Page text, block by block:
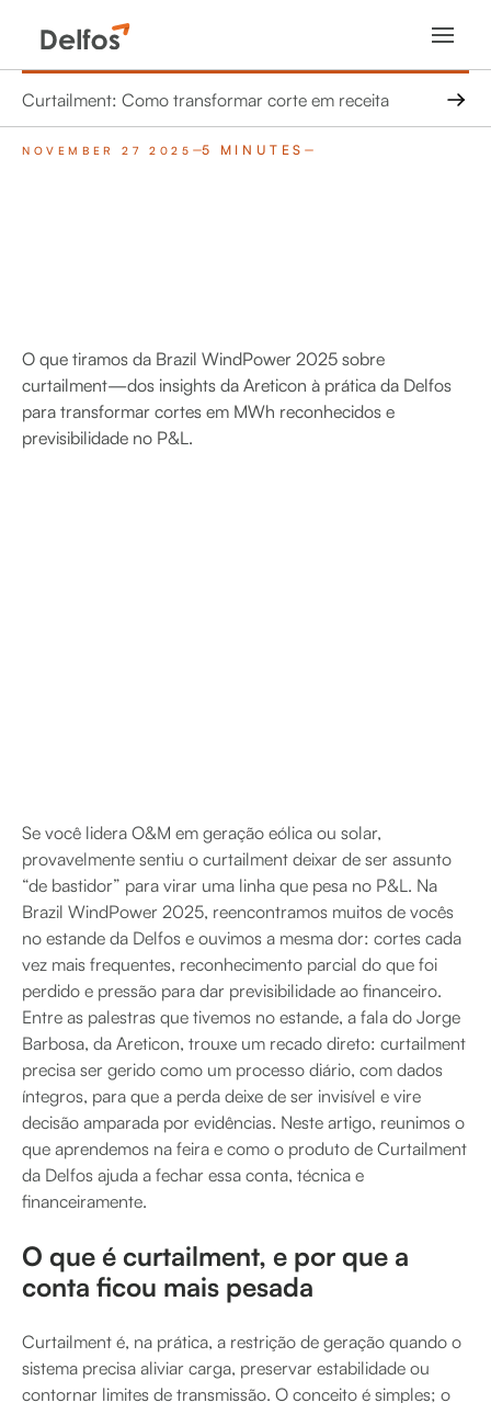
Curtailment: Como transformar corte em receita
NOVEMBER 27 2025 5 MINUTES
O que tiramos da Brazil WindPower 2025 sobre
curtailment—dos insights da Areticon à prática da Delfos
para transformar cortes em MWh reconhecidos e
previsibilidade no P&L.
Se você lidera O&M em geração eólica ou solar,
provavelmente sentiu o curtailment deixar de ser assunto
“de bastidor” para virar uma linha que pesa no P&L. Na
Brazil WindPower 2025, reencontramos muitos de vocês
no estande da Delfos e ouvimos a mesma dor: cortes cada
vez mais frequentes, reconhecimento parcial do que foi
perdido e pressão para dar previsibilidade ao financeiro.
Entre as palestras que tivemos no estande, a fala do Jorge
Barbosa, da Areticon, trouxe um recado direto: curtailment
precisa ser gerido como um processo diário, com dados
íntegros, para que a perda deixe de ser invisível e vire
decisão amparada por evidências. Neste artigo, reunimos o
que aprendemos na feira e como o produto de Curtailment
da Delfos ajuda a fechar essa conta, técnica e
financeiramente.
O que é curtailment, e por que a
conta ficou mais pesada
Curtailment é, na prática, a restrição de geração quando o
sistema precisa aliviar carga, preservar estabilidade ou
contornar limites de transmissão. O conceito é simples; o